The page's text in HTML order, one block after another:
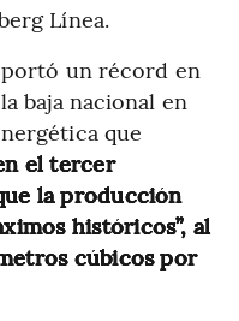
Línea.
un récord en
baja nacional en
que
el tercer
la producción
históricos”, al
cúbicos por